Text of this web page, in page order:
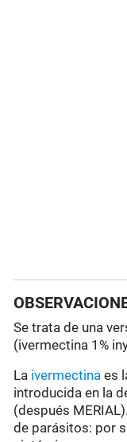
Se trata de una
(ivermectina 1%
La ivermectina es
introducida en la
(después
de parásitos: por